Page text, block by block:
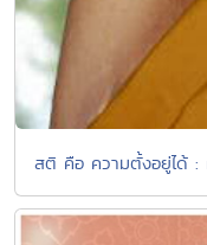
สติ คือ ความตั้งอยู่ได้ :